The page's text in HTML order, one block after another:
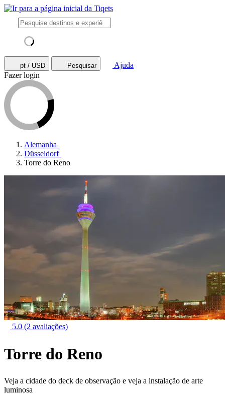
pt / USD Pesquisar
Ajuda
Fazer login
Alemanha
Düsseldorf
Torre do Reno
5.0 (2 avaliações)
Torre do Reno
Veja a cidade do deck de observação e veja a instalação de arte
luminosa